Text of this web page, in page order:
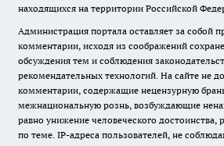
находящихся на территории Российской
Администрация портала оставляет за собой
комментарии, исходя из соображений
обсуждения тем и соблюдения
рекомендательных технологий. На сайте не
комментарии, содержащие нецензурную
межнациональную рознь, возбуждающие
равно унижение человеческого
по теме. IP-адреса пользователей, не